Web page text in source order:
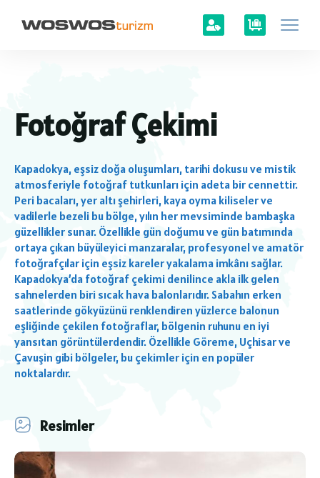
Fotoğraf Çekimi
Kapadokya, eşsiz doğa oluşumları, tarihi dokusu ve mistik
atmosferiyle fotoğraf tutkunları için adeta bir cennettir.
Peri bacaları, yer altı şehirleri, kaya oyma kiliseler ve
vadilerle bezeli bu bölge, yılın her mevsiminde bambaşka
güzellikler sunar. Özellikle gün doğumu ve gün batımında
ortaya çıkan büyüleyici manzaralar, profesyonel ve amatör
fotoğrafçılar için eşsiz kareler yakalama imkânı sağlar.
Kapadokya’da fotoğraf çekimi denilince akla ilk gelen
sahnelerden biri sıcak hava balonlarıdır. Sabahın erken
saatlerinde gökyüzünü renklendiren yüzlerce balonun
eşliğinde çekilen fotoğraflar, bölgenin ruhunu en iyi
yansıtan görüntülerdendir. Özellikle Göreme, Uçhisar ve
Çavuşin gibi bölgeler, bu çekimler için en popüler
noktalardır.
Resimler